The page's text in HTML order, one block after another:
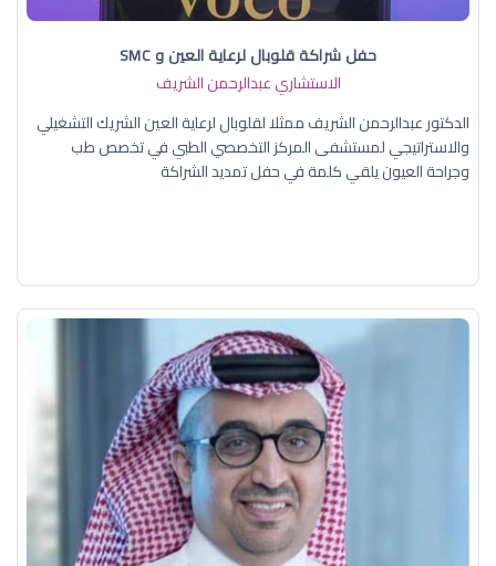
حفل شراكة قلوبال لرعاية العين و SMC
الاستشاري عبدالرحمن الشريف
الدكتور عبدالرحمن الشريف ممثلا لقلوبال لرعاية العين الشريك التشغيلي
والاستراتيجي لمستشفى المركز التخصصي الطبي في تخصص طب
وجراحة العيون يلقي كلمة في حفل تمديد الشراكة